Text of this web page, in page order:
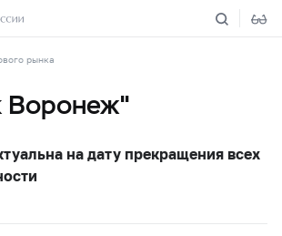
рынка
Воронеж"
на дату прекращения всех